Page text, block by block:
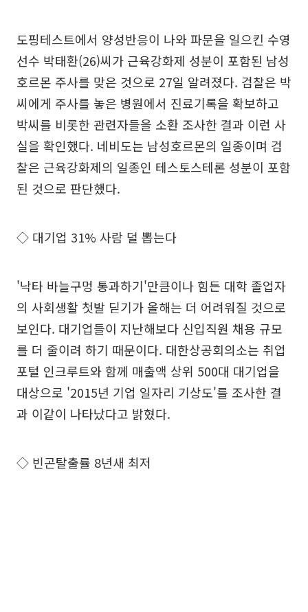
도핑테스트에서 양성반응이 나와 파문을 일으킨 수영
선수 박태환(26)씨가 근육강화제 성분이 포함된 남성
호르몬 주사를 맞은 것으로 27일 알려졌다. 검찰은 박
씨에게 주사를 놓은 병원에서 진료기록을 확보하고
박씨를 비롯한 관련자들을 소환 조사한 결과 이런 사
실을 확인했다. 네비도는 남성호르몬의 일종이며 검
찰은 근육강화제의 일종인 테스토스테론 성분이 포함
된 것으로 판단했다.
◇ 대기업 31% 사람 덜 뽑는다
'낙타 바늘구멍 통과하기'만큼이나 힘든 대학 졸업자
의 사회생활 첫발 딛기가 올해는 더 어려워질 것으로
보인다. 대기업들이 지난해보다 신입직원 채용 규모
를 더 줄이려 하기 때문이다. 대한상공회의소는 취업
포털 인크루트와 함께 매출액 상위 500대 대기업을
대상으로 '2015년 기업 일자리 기상도'를 조사한 결
과 이같이 나타났다고 밝혔다.
◇ 빈곤탈출률 8년새 최저